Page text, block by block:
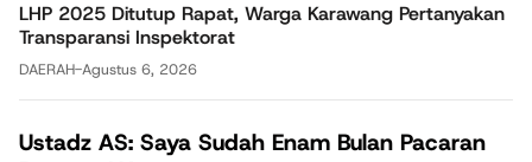
LHP 2025 Ditutup Rapat, Warga Karawang Pertanyakan
Transparansi Inspektorat
DAERAH-Agustus 6, 2026
Ustadz AS: Saya Sudah Enam Bulan Pacaran